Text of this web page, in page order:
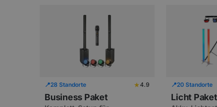
📍28 Standorte ★4.9
Business Paket
📍20 Standorte
Licht Paket